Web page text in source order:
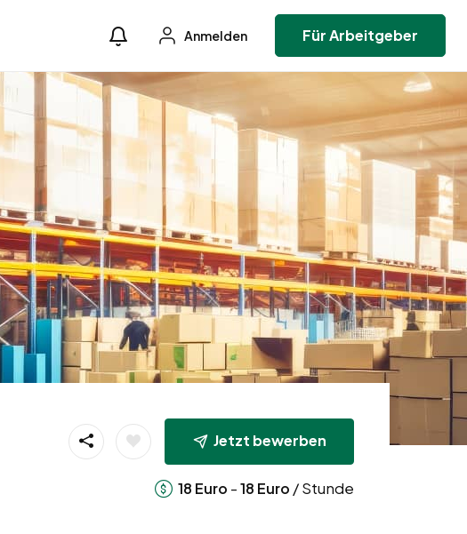
Anmelden Für Arbeitgeber
Jetzt bewerben
18 Euro -18 Euro / Stunde